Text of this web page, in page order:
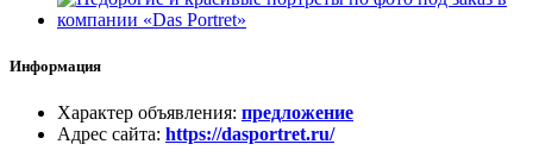
Информация
Характер объявления: предложение
Адрес сайта: https://dasportret.ru/